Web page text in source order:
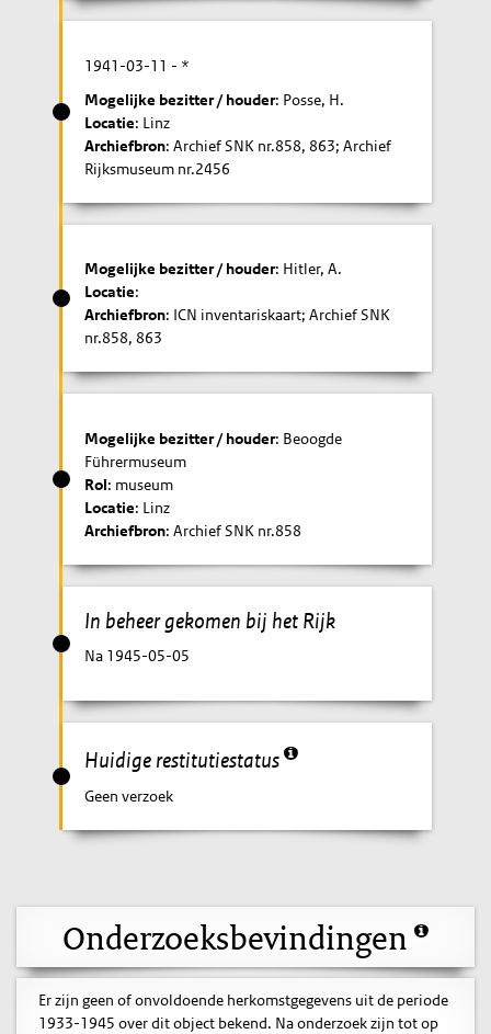
1941-03-11 - *
Mogelijke bezitter / houder: Posse, H.
Locatie: Linz
Archiefbron: Archief SNK nr.858, 863; Archief
Rijksmuseum nr.2456
Mogelijke bezitter / houder: Hitler, A.
Locatie:
Archiefbron: ICN inventariskaart; Archief SNK
nr.858, 863
Mogelijke bezitter / houder: Beoogde
Führermuseum
Rol: museum
Locatie: Linz
Archiefbron: Archief SNK nr.858
In beheer gekomen bij het Rijk
Na 1945-05-05
Huidige restitutiestatus
Geen verzoek
Onderzoeksbevindingen
Er zijn geen of onvoldoende herkomstgegevens uit de periode
1933-1945 over dit object bekend. Na onderzoek zijn tot op